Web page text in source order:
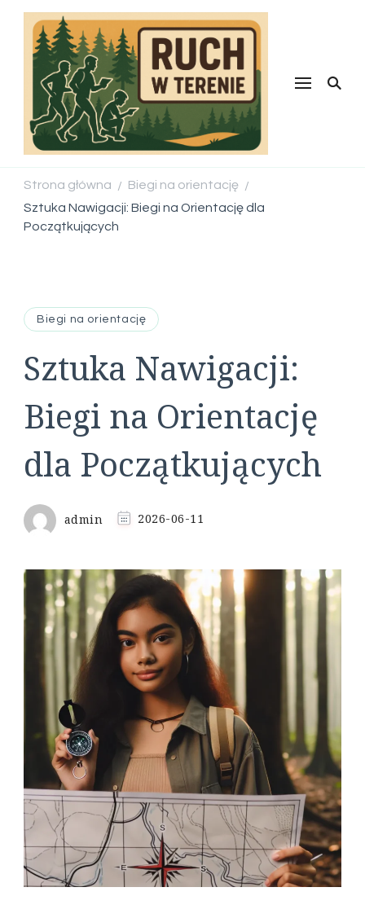
Ruch w
Strona główna / Biegi na orientację /
Sztuka Nawigacji: Biegi na Orientację dla
Początkujących
Biegi na orientację
Sztuka Nawigacji:
Biegi na Orientację
dla Początkujących
admin 2026-06-11